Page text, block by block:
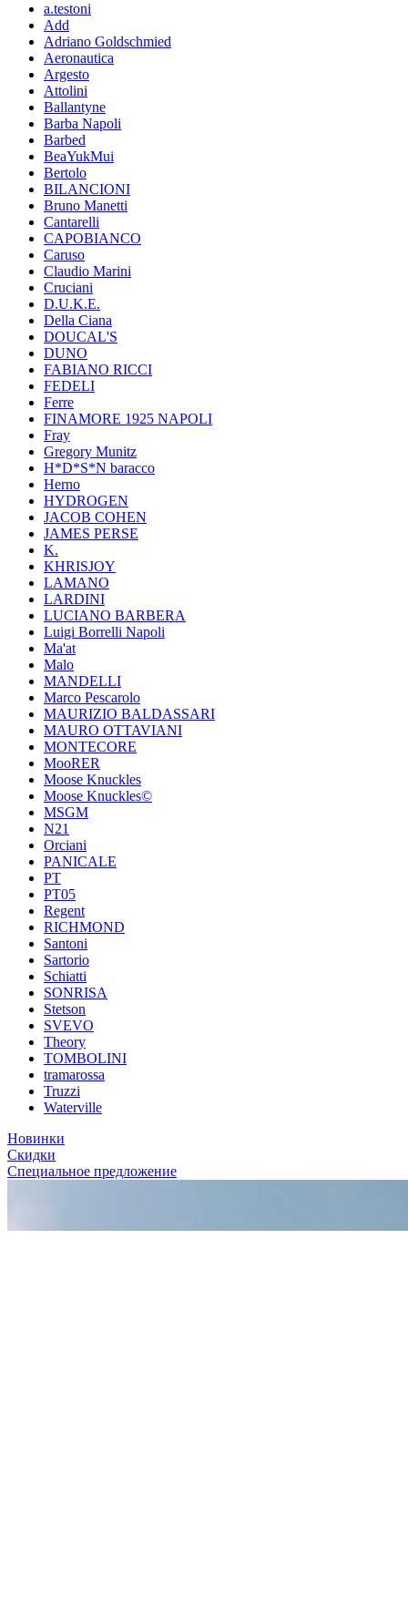
a.testoni
Add
Adriano Goldschmied
Aeronautica
Argesto
Attolini
Ballantyne
Barba Napoli
Barbed
BeaYukMui
Bertolo
BILANCIONI
Bruno Manetti
Cantarelli
CAPOBIANCO
Caruso
Claudio Marini
Cruciani
D.U.K.E.
Della Ciana
DOUCAL'S
DUNO
FABIANO RICCI
FEDELI
Ferre
FINAMORE 1925 NAPOLI
Fray
Gregory Munitz
H*D*S*N baracco
Herno
HYDROGEN
JACOB COHEN
JAMES PERSE
K.
KHRISJOY
LAMANO
LARDINI
LUCIANO BARBERA
Luigi Borrelli Napoli
Ma'at
Malo
MANDELLI
Marco Pescarolo
MAURIZIO BALDASSARI
MAURO OTTAVIANI
MONTECORE
MooRER
Moose Knuckles
Moose Knuckles©️
MSGM
N21
Orciani
PANICALE
PT
PT05
Regent
RICHMOND
Santoni
Sartorio
Schiatti
SONRISA
Stetson
SVEVO
Theory
TOMBOLINI
tramarossa
Truzzi
Waterville
Новинки
Скидки
Специальное предложение